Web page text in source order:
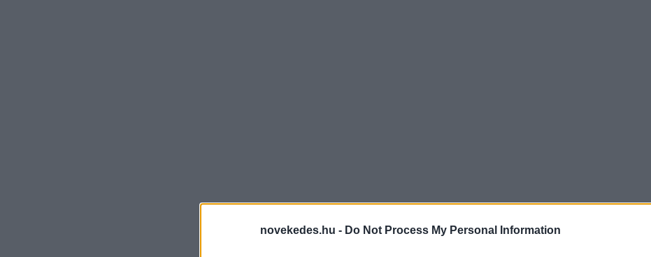
novekedes.hu - Do Not Process My Personal Information